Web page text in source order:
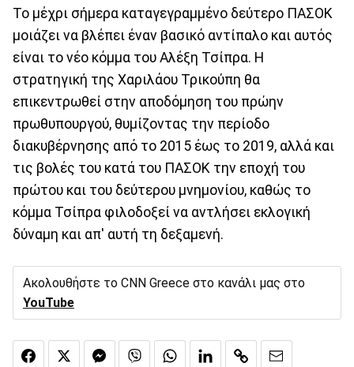
Το μέχρι σήμερα καταγεγραμμένο δεύτερο ΠΑΣΟΚ
μοιάζει να βλέπει έναν βασικό αντίπαλο και αυτός
είναι το νέο κόμμα του Αλέξη Τσίπρα. Η
στρατηγική της Χαριλάου Τρικούπη θα
επικεντρωθεί στην αποδόμηση του πρώην
πρωθυπουργού, θυμίζοντας την περίοδο
διακυβέρνησης από το 2015 έως το 2019, αλλά και
τις βολές του κατά του ΠΑΣΟΚ την εποχή του
πρώτου και του δεύτερου μνημονίου, καθώς το
κόμμα Τσίπρα φιλοδοξεί να αντλήσει εκλογική
δύναμη και απ' αυτή τη δεξαμενή.
Ακολουθήστε το CNN Greece στο κανάλι μας στο
YouTube